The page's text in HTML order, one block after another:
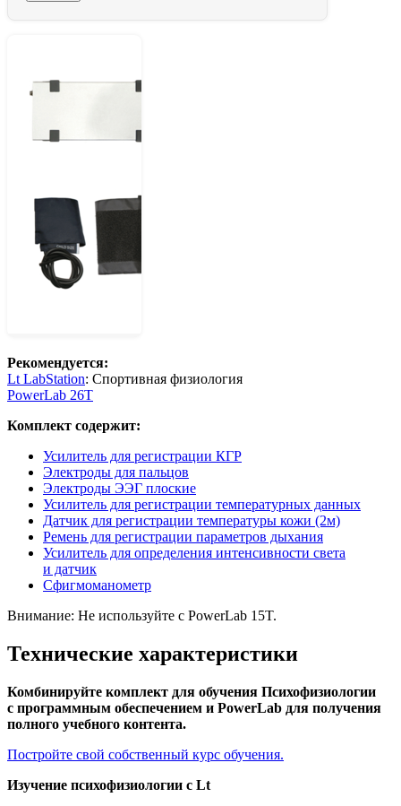
Рекомендуется:
Lt LabStation: Спортивная физиология
PowerLab 26T
Комплект содержит:
Усилитель для регистрации КГР
Электроды для пальцов
Электроды ЭЭГ плоские
Усилитель для регистрации температурных данных
Датчик для регистрации температуры кожи (2м)
Ремень для регистрации параметров дыхания
Усилитель для определения интенсивности света
и датчик
Сфигмоманометр
Внимание: Не используйте с PowerLab 15T.
Технические характеристики
Комбинируйте комплект для обучения Психофизиологии
с программным обеспечением и PowerLab для получения
полного учебного контента.
Постройте свой собственный курс обучения.
Изучение психофизиологии с Lt